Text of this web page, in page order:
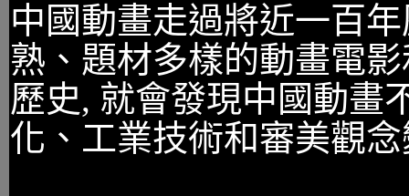
中國動畫走過將近一百
熟、題材多樣的動畫電
歷史, 就會發現中國動畫
化、工業技術和審美觀